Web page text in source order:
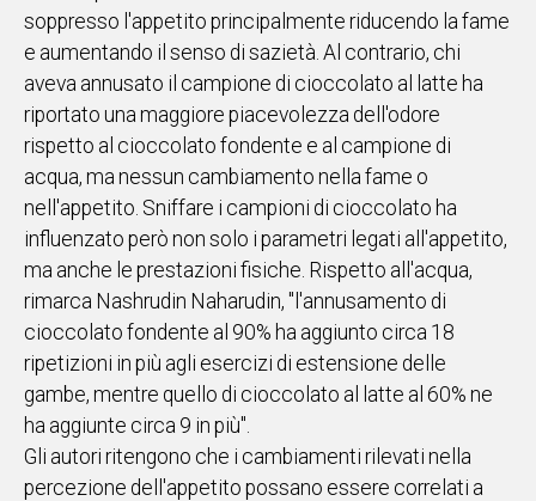
soppresso l'appetito principalmente riducendo la fame
e aumentando il senso di sazietà. Al contrario, chi
aveva annusato il campione di cioccolato al latte ha
riportato una maggiore piacevolezza dell'odore
rispetto al cioccolato fondente e al campione di
acqua, ma nessun cambiamento nella fame o
nell'appetito. Sniffare i campioni di cioccolato ha
influenzato però non solo i parametri legati all'appetito,
ma anche le prestazioni fisiche. Rispetto all'acqua,
rimarca Nashrudin Naharudin, "l'annusamento di
cioccolato fondente al 90% ha aggiunto circa 18
ripetizioni in più agli esercizi di estensione delle
gambe, mentre quello di cioccolato al latte al 60% ne
ha aggiunte circa 9 in più".
Gli autori ritengono che i cambiamenti rilevati nella
percezione dell'appetito possano essere correlati a